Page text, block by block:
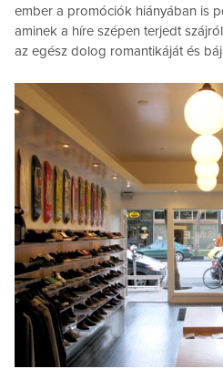
ember a promóciók hiányában is
aminek a híre szépen terjedt
az egész dolog romantikáját és